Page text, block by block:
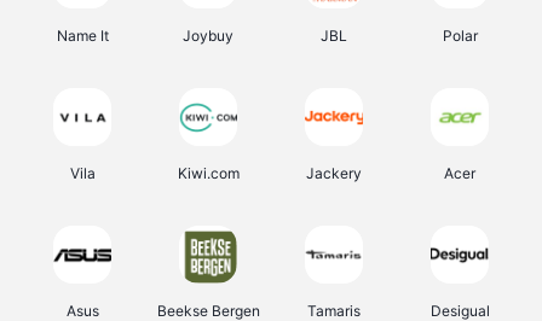
Name It Joybuy JBL Polar
Vila Kiwi.com Jackery Acer
Asus Beekse Bergen Tamaris Desigual